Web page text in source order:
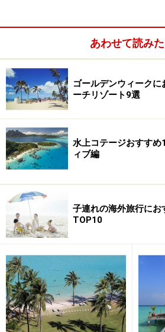
プーケット／サムイ／その他タイ
第９位 バリ／インドネシ
”神々の島”と称される
赤道をまたいで1万7500ほどの島
アのうち、最もポピュラーな存在
生活の根底に息づき、街を歩けばあ
ナン”と呼ばれるお供え物を目にし
もさかん。
あわせて読み
ゴールデンウィーク
ーチリゾート9選
水上コテージおすす
ィブ編
子連れの海外旅行にお
TOP10